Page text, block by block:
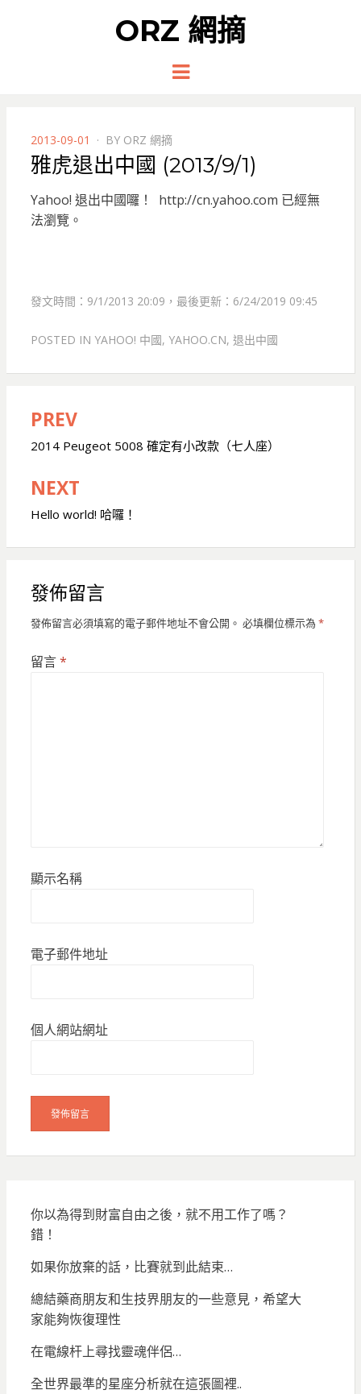
ORZ 網摘
Menu
POSTED
ON
2013-09-01 BY ORZ 網摘
雅虎退出中國 (2013/9/1)
Yahoo! 退出中國囉！ http://cn.yahoo.com 已經無
法瀏覽。
發文時間：9/1/2013 20:09，最後更新：6/24/2019 09:45
POSTED IN YAHOO! 中國, YAHOO.CN, 退出中國
文
章
導
覽
PREV
2014 Peugeot 5008 確定有小改款（七人座）
NEXT
Hello world! 哈囉！
發佈留言
發佈留言必須填寫的電子郵件地址不會公開。 必填欄位標示為 *
留言*
顯示名稱
電子郵件地址
個人網站網址
你以為得到財富自由之後，就不用工作了嗎？
錯！
如果你放棄的話，比賽就到此結束…
總結藥商朋友和生技界朋友的一些意見，希望大
家能夠恢復理性
在電線杆上尋找靈魂伴侶…
全世界最準的星座分析就在這張圖裡..